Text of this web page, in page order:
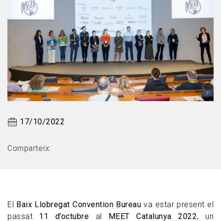
17/10/2022
Comparteix:
El Baix Llobregat Convention Bureau va estar present el
passat 11 d’octubre al MEET Catalunya 2022, un